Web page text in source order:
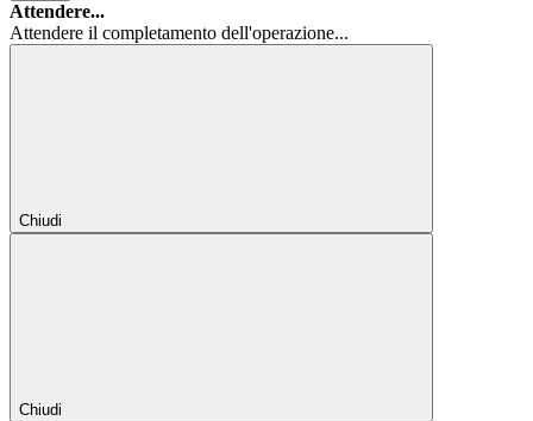
Attendere...
Attendere il completamento dell'operazione...
Chiudi
Chiudi